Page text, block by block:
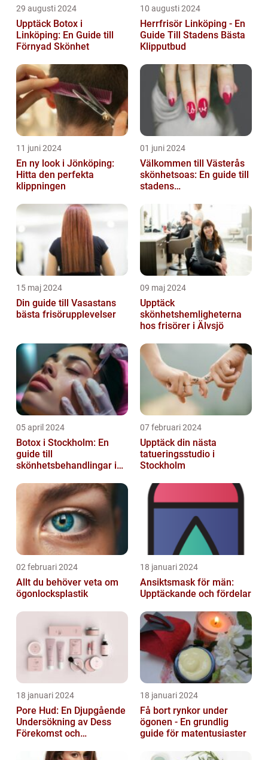
29 augusti 2024
Upptäck Botox i
Linköping: En Guide till
Förnyad Skönhet
10 augusti 2024
Herrfrisör Linköping - En
Guide Till Stadens Bästa
Klipputbud
11 juni 2024
En ny look i Jönköping:
Hitta den perfekta
klippningen
01 juni 2024
Välkommen till Västerås
skönhetsoas: En guide till
stadens
15 maj 2024
Din guide till Vasastans
bästa frisörupplevelser
09 maj 2024
Upptäck
skönhetshemligheterna
hos frisörer i Älvsjö
05 april 2024
Botox i Stockholm: En
guide till
skönhetsbehandlingar i
07 februari 2024
Upptäck din nästa
tatueringsstudio i
Stockholm
02 februari 2024
Allt du behöver veta om
ögonlocksplastik
18 januari 2024
Ansiktsmask för män:
Upptäckande och fördelar
18 januari 2024
Pore Hud: En Djupgående
Undersökning av Dess
Förekomst och
18 januari 2024
Få bort rynkor under
ögonen - En grundlig
guide för matentusiaster